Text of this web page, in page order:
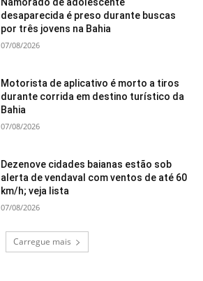
Namorado de adolescente
desaparecida é preso durante buscas
por três jovens na Bahia
07/08/2026
Motorista de aplicativo é morto a tiros
durante corrida em destino turístico da
Bahia
07/08/2026
Dezenove cidades baianas estão sob
alerta de vendaval com ventos de até 60
km/h; veja lista
07/08/2026
Carregue mais